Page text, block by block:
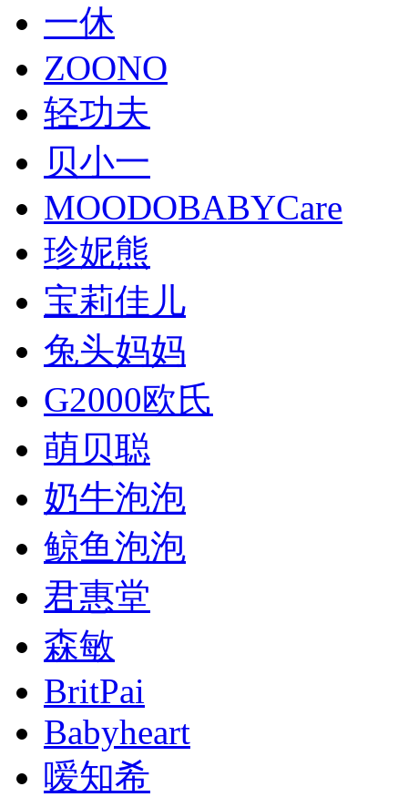
一休
ZOONO
轻功夫
贝小一
MOODOBABYCare
珍妮熊
宝莉佳儿
兔头妈妈
G2000欧氏
萌贝聪
奶牛泡泡
鲸鱼泡泡
君惠堂
森敏
BritPai
Babyheart
嗳知希